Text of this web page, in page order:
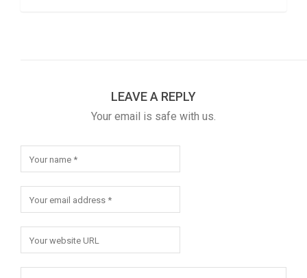
LEAVE A REPLY
Your email is safe with us.